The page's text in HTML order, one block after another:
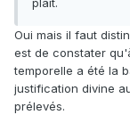
plaît.
Oui mais il faut
est de constater
temporelle a été la
justification divine
prélevés.